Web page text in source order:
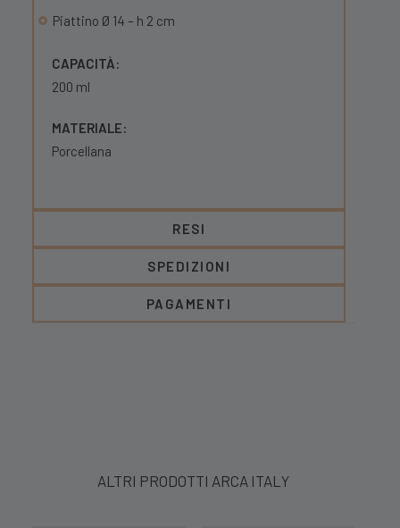
Piattino Ø 14 – h 2 cm
CAPACITÀ:
200 ml
MATERIALE:
Porcellana
RESI
SPEDIZIONI
PAGAMENTI
ALTRI PRODOTTI ARCA ITALY